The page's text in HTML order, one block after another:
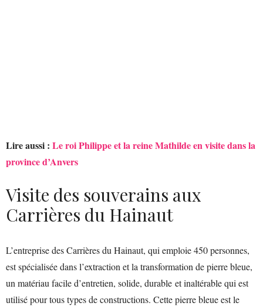
Lire aussi : Le roi Philippe et la reine Mathilde en visite dans la
province d’Anvers
Visite des souverains aux
Carrières du Hainaut
L’entreprise des Carrières du Hainaut, qui emploie 450 personnes,
est spécialisée dans l’extraction et la transformation de pierre bleue,
un matériau facile d’entretien, solide, durable et inaltérable qui est
utilisé pour tous types de constructions. Cette pierre bleue est le